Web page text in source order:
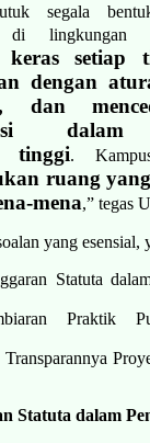
segala
di lingkungan
keras setiap
dengan
dan
dalam
tinggi.
ruang
mena,” tegas
yang esensial,
Statuta
Praktik
Statuta dalam